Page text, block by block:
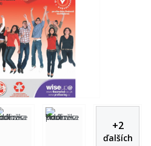
+2
ďalších